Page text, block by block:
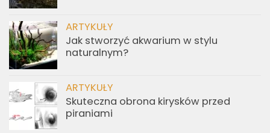
ARTYKUŁY
Jak stworzyć akwarium w stylu
naturalnym?
ARTYKUŁY
Skuteczna obrona kirysków przed
piraniami